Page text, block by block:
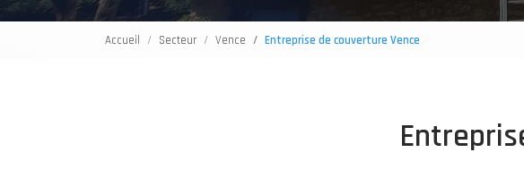
Accueil Secteur Vence Entreprise de couverture Vence